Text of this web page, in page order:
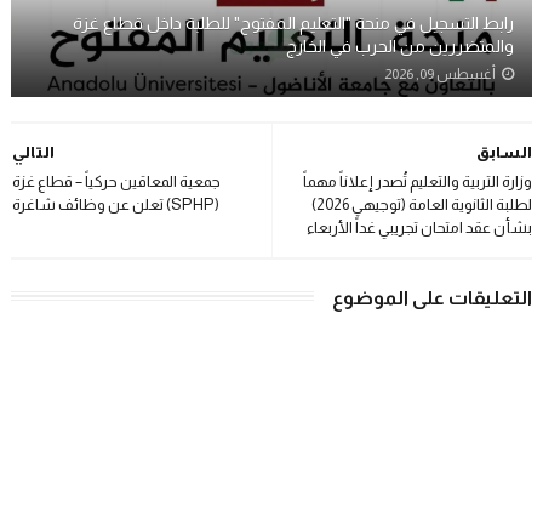
رابط التسجيل في منحة "التعليم المفتوح" للطلبة داخل قطاع غزة
والمتضررين من الحرب في الخارج
أغسطس 09, 2026
التالي
جمعية المعاقين حركياً – قطاع غزة
(SPHP) تعلن عن وظائف شاغرة
السابق
وزارة التربية والتعليم تُصدر إعلاناً مهماً
لطلبة الثانوية العامة (توجيهي 2026)
بشأن عقد امتحان تجريبي غداً الأربعاء
التعليقات على الموضوع